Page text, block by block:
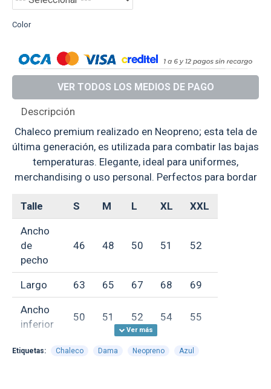
Color
Descripción
Chaleco premium realizado en Neopreno; esta tela de
última generación, es utilizada para combatir las bajas
temperaturas. Elegante, ideal para uniformes,
merchandising o uso personal. Perfectos para bordar
Talle S M L XL XXL
Ancho
de
pecho
46 48 50 51 52
Largo 63 65 67 68 69
Ancho
inferior
50 51 52 54 55
Ancho
VER TODOS LOS MEDIOS DE PAGO
Etiquetas: Chaleco Dama Neopreno Azul